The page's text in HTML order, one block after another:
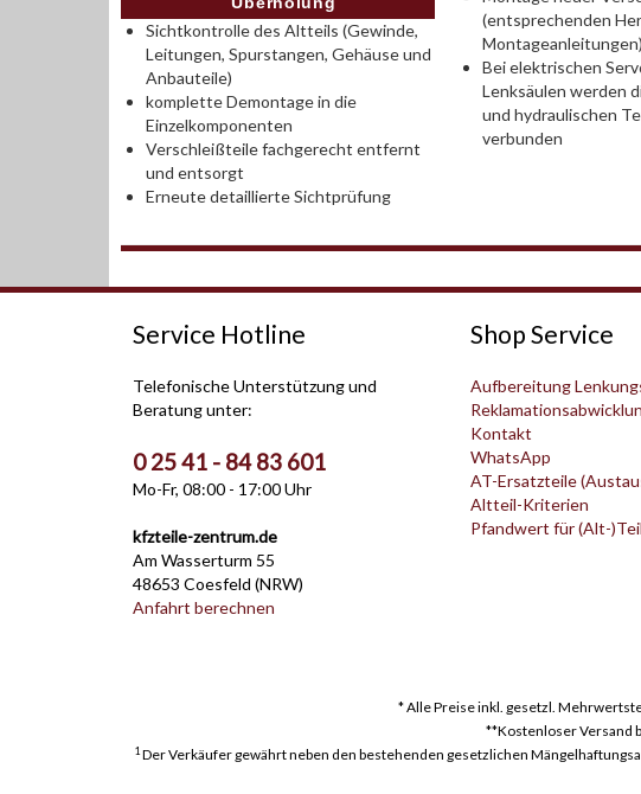
Sichtkontrolle des Altteils (Gewinde,
Leitungen, Spurstangen, Gehäuse und
Anbauteile)
komplette Demontage in die
Einzelkomponenten
Verschleißteile fachgerecht entfernt
und entsorgt
Erneute detaillierte Sichtprüfung
(entsprechenden
Montageanleitungen)
Bei elektrischen
Lenksäulen werden
und hydraulischen
verbunden
Service Hotline
Telefonische Unterstützung und
Beratung unter:
0 25 41 - 84 83 601
Mo-Fr, 08:00 - 17:00 Uhr
kfzteile-zentrum.de
Am Wasserturm 55
48653 Coesfeld (NRW)
Anfahrt berechnen
Shop Service
Aufbereitung
Kontakt
WhatsApp
AT-Ersatzteile
Altteil-Kriterien
Pfandwert für (Alt-
* Alle Preise inkl. gesetzl.
**Kostenloser Versand
1Der Verkäufer gewährt neben den bestehenden gesetzlichen